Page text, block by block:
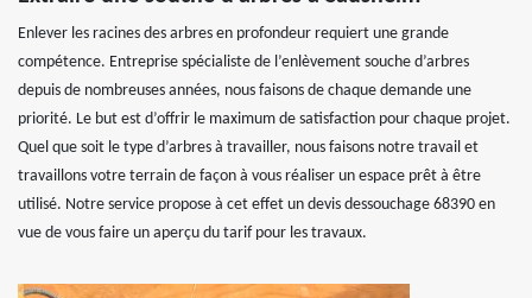
Enlever les racines des arbres en profondeur requiert une grande
compétence. Entreprise spécialiste de l’enlèvement souche d’arbres
depuis de nombreuses années, nous faisons de chaque demande une
priorité. Le but est d’offrir le maximum de satisfaction pour chaque projet.
Quel que soit le type d’arbres à travailler, nous faisons notre travail et
travaillons votre terrain de façon à vous réaliser un espace prêt à être
utilisé. Notre service propose à cet effet un devis dessouchage 68390 en
vue de vous faire un aperçu du tarif pour les travaux.